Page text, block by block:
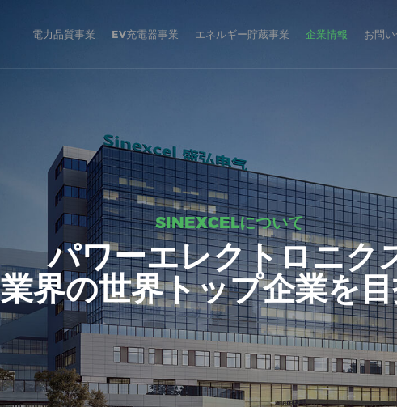
電力品質事業 EV充電器事業 エネルギー貯蔵事業 企業情報 お問
SINEXCELについて
パワーエレクトロニク
業界の世界トップ企業を